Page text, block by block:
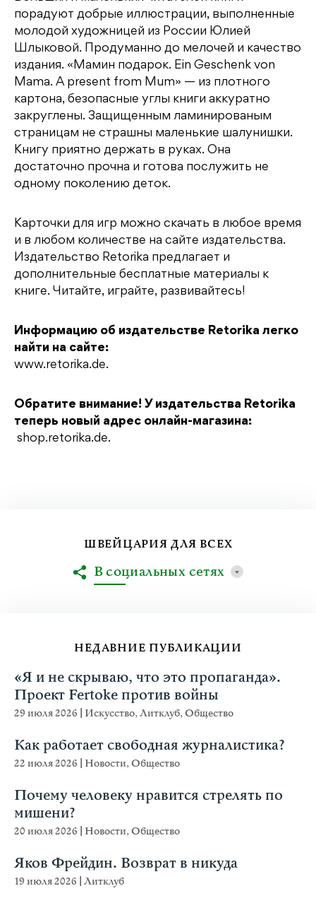
порадуют добрые иллюстрации, выполненные
молодой художницей из России Юлией
Шлыковой. Продуманно до мелочей и качество
издания. «Мамин подарок. Ein Geschenk von
Mama. A present from Mum» — из плотного
картона, безопасные углы книги аккуратно
закруглены. Защищенным ламинированым
страницам не страшны маленькие шалунишки.
Книгу приятно держать в руках. Она
достаточно прочна и готова послужить не
одному поколению деток.
Карточки для игр можно скачать в любое время
и в любом количестве на сайте издательства.
Издательство Retorika предлагает и
дополнительные бесплатные материалы к
книге. Читайте, играйте, развивайтесь!
Информацию об издательстве Retorika легко
найти на сайте:
www.retorika.de.
Обратите внимание! У издательства Retorika
теперь новый адрес онлайн-магазина:
shop.retorika.de.
НЕДАВНИЕ ПУБЛИКАЦИИ
«Я и не скрываю, что это пропаганда».
Проект Fertoke против войны
29 июля 2026 Искусство,Литклуб,Общество
Как работает свободная журналистика?
22 июля 2026 Новости,Общество
Почему человеку нравится стрелять по
мишени?
20 июля 2026 Новости,Общество
Яков Фрейдин. Возврат в никуда
19 июля 2026 Литклуб
ШВЕЙЦАРИЯ ДЛЯ ВСЕХ
В социальных сетях